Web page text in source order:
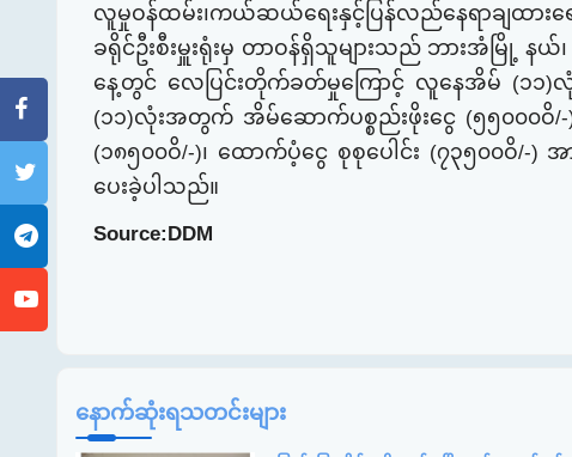
လူမှုဝန်ထမ်း၊ကယ်ဆယ်ရေးနှင့်ပြန်လည်နေရာချထားရေ
ခရိုင်ဦးစီးမှူးရုံးမှ တာဝန်ရှိသူများသည် ဘားအံမြို့ နယ်
နေ့တွင် လေပြင်းတိုက်ခတ်မှုကြောင့် လူနေအိမ် (၁၁)
(၁၁)လုံးအတွက် အိမ်ဆောက်ပစ္စည်းဖိုးငွေ (၅၅၀၀၀ဝိ
(၁၈၅၀၀ဝိ/-)၊ ထောက်ပံ့ငွေ စုစုပေါင်း (၇၃၅၀၀ဝိ
ပေးခဲ့ပါသည်။
Source:DDM
နောက်ဆုံးရသတင်းများ